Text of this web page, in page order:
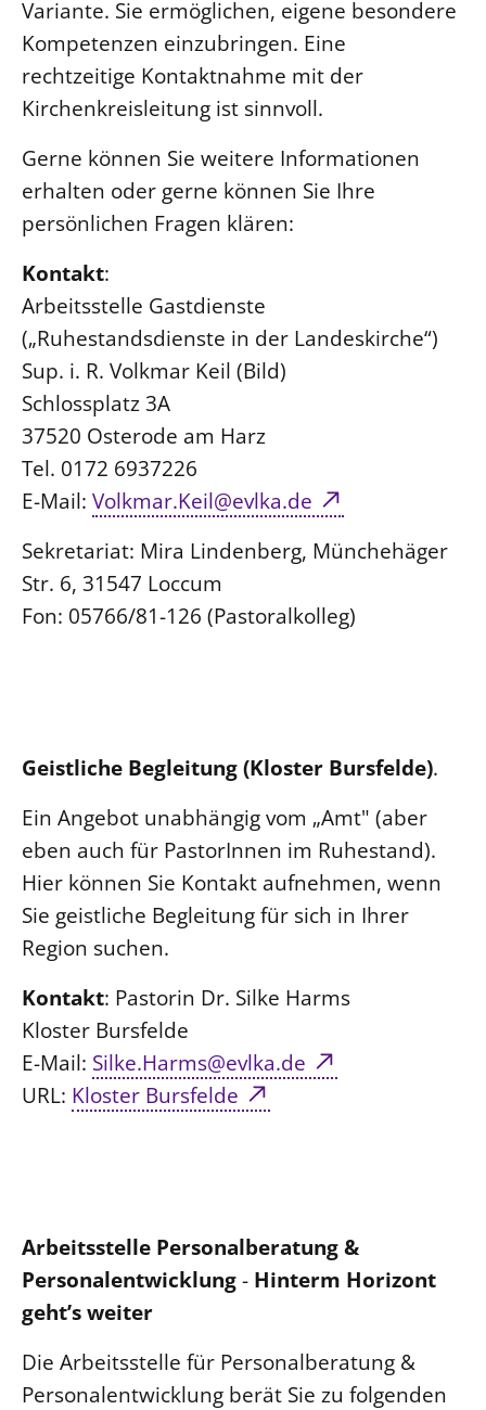
Variante. Sie ermöglichen, eigene besondere
Kompetenzen einzubringen. Eine
rechtzeitige Kontaktnahme mit der
Kirchenkreisleitung ist sinnvoll.
Gerne können Sie weitere Informationen
erhalten oder gerne können Sie Ihre
persönlichen Fragen klären:
Kontakt:
Arbeitsstelle Gastdienste
(„Ruhestandsdienste in der Landeskirche“)
Sup. i. R. Volkmar Keil (Bild)
Schlossplatz 3A
37520 Osterode am Harz
Tel. 0172 6937226
E-Mail: Volkmar.Keil@evlka.de
Sekretariat: Mira Lindenberg, Münchehäger
Str. 6, 31547 Loccum
Fon: 05766/81-126 (Pastoralkolleg)
Geistliche Begleitung (Kloster Bursfelde).
Ein Angebot unabhängig vom „Amt" (aber
eben auch für PastorInnen im Ruhestand).
Hier können Sie Kontakt aufnehmen, wenn
Sie geistliche Begleitung für sich in Ihrer
Region suchen.
Kontakt: Pastorin Dr. Silke Harms
Kloster Bursfelde
E-Mail: Silke.Harms@evlka.de
URL: Kloster Bursfelde
Arbeitsstelle Personalberatung &
Personalentwicklung- Hinterm Horizont
geht’s weiter
Die Arbeitsstelle für Personalberatung &
Personalentwicklung berät Sie zu folgenden